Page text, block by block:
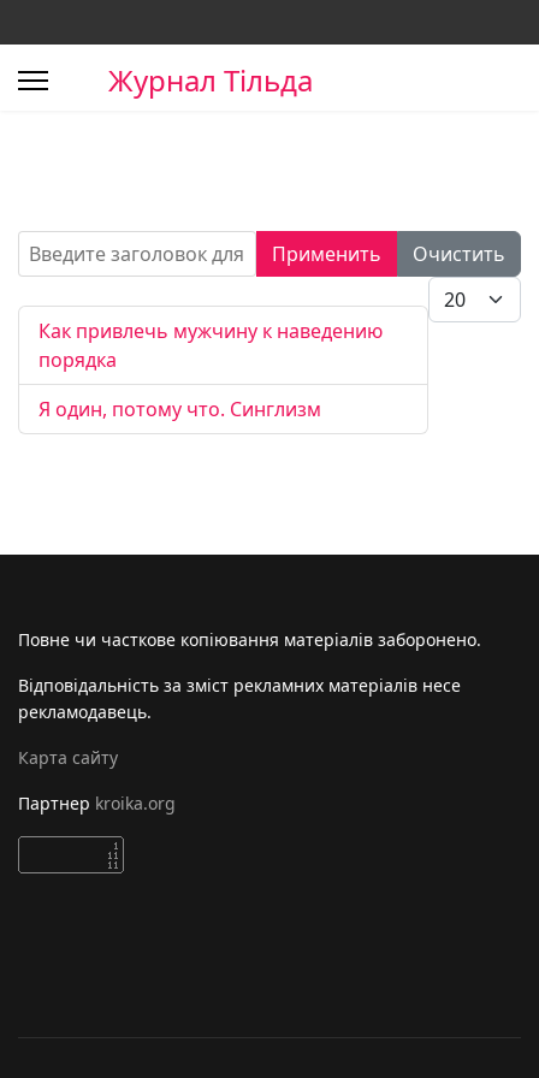
Журнал Тільда
Введите заголовок для поиска...Применить
Очистить
Кол-во
Как привлечь мужчину к наведению
порядка
Я один, потому что. Синглизм
Повне чи часткове копіювання матеріалів заборонено.
Відповідальність за зміст рекламних матеріалів несе
рекламодавець.
Карта сайту
Партнер kroika.org